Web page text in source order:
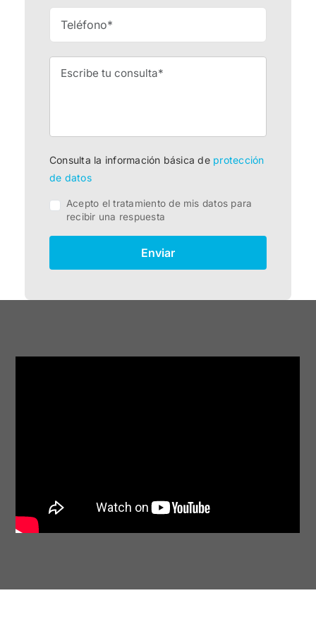
Consulta la información básica de protección
de datos
Acepto el tratamiento de mis datos para
recibir una respuesta
Enviar